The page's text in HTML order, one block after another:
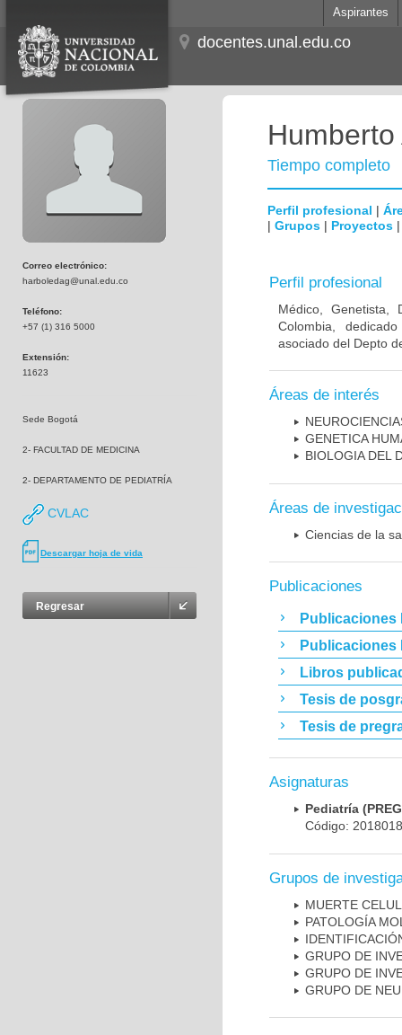
Aspirantes
docentes.unal.edu.co
Correo electrónico:
harboledag@unal.edu.co
Teléfono:
+57 (1) 316 5000
Extensión:
11623
Sede Bogotá
2- FACULTAD DE MEDICINA
2- DEPARTAMENTO DE PEDIATRÍA
CVLAC
Descargar hoja de vida
Regresar
Tiempo completo
Perfil profesional |
| Grupos | Proyectos
Perfil profesional
Médico, Genetista,
Colombia,
asociado del Depto
Áreas de interés
GENETICA
BIOLOGIA DEL
Áreas de
Ciencias de la
Publicaciones
Publicaciones
Publicaciones
Libros
Tesis de
Tesis de
Asignaturas
Pediatría
Código:
Grupos de
MUERTE
PATOLOGÍA
GRUPO DE
GRUPO DE
GRUPO DE